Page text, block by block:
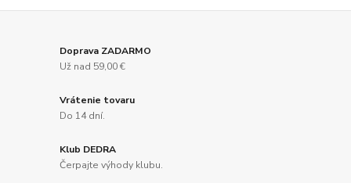
Doprava ZADARMO
Už nad 59,00 €
Vrátenie tovaru
Do 14 dní.
Klub DEDRA
Čerpajte výhody klubu.